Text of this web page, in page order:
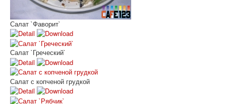
Салат `Фаворит`
Салат `Греческий`
Салат с копченой грудкой